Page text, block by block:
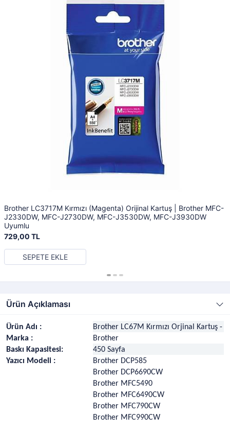
Brother LC3717M Kırmızı (Magenta) Orijinal Kartuş | Brother MFC-
J2330DW, MFC-J2730DW, MFC-J3530DW, MFC-J3930DW
Uyumlu
729,00 TL
SEPETE EKLE
Ürün Açıklaması
Ürün Adı :
Brother LC67M Kırmızı Orjinal Kartuş -
Marka :
Brother
Baskı Kapasitesi:
450 Sayfa
Yazıcı Modeli :
Brother DCP585
Brother DCP6690CW
Brother MFC5490
Brother MFC6490CW
Brother MFC790CW
Brother MFC990CW